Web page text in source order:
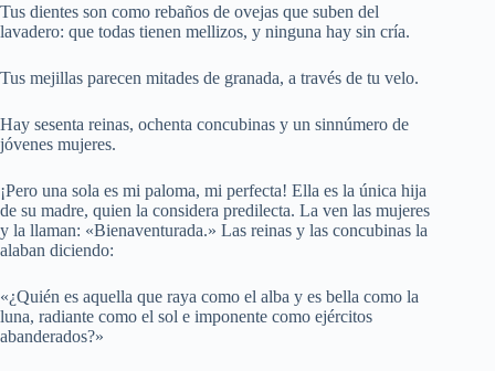
Tus dientes son como rebaños de ovejas que suben del
lavadero: que todas tienen mellizos, y ninguna hay sin cría.
Tus mejillas parecen mitades de granada, a través de tu velo.
Hay sesenta reinas, ochenta concubinas y un sinnúmero de
jóvenes mujeres.
¡Pero una sola es mi paloma, mi perfecta! Ella es la única hija
de su madre, quien la considera predilecta. La ven las mujeres
y la llaman: «Bienaventurada.» Las reinas y las concubinas la
alaban diciendo:
«¿Quién es aquella que raya como el alba y es bella como la
luna, radiante como el sol e imponente como ejércitos
abanderados?»